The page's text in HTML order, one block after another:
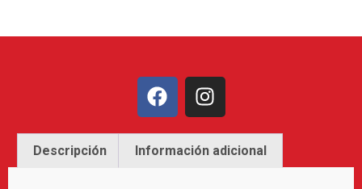
Descripción Información adicional